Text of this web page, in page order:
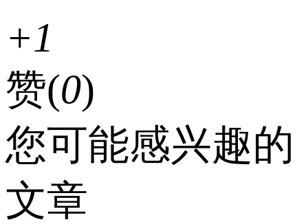
+1
赞(0)
您可能感兴趣的
文章